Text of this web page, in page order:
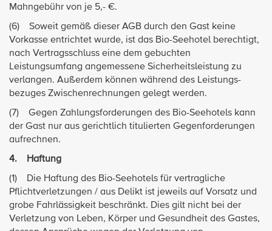
Mahngebühr von je 5,- €.
(6) Soweit gemäß dieser AGB durch den Gast keine
Vorkasse entrichtet wurde, ist das Bio-Seehotel berechtigt,
nach Vertragsschluss eine dem gebuchten
Leistungsumfang angemessene Sicherheitsleistung zu
verlangen. Außerdem können während des Leistungs-
bezuges Zwischenrechnungen gelegt werden.
(7) Gegen Zahlungsforderungen des Bio-Seehotels kann
der Gast nur aus gerichtlich titulierten Gegenforderungen
aufrechnen.
4. Haftung
(1) Die Haftung des Bio-Seehotels für vertragliche
Pflichtverletzungen / aus Delikt ist jeweils auf Vorsatz und
grobe Fahrlässigkeit beschränkt. Dies gilt nicht bei der
Verletzung von Leben, Körper und Gesundheit des Gastes,